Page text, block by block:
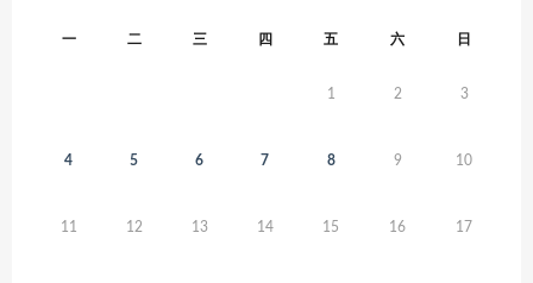
一 二 三 四 五 六 日
1 2 3
4 5 6 7 8 9 10
11 12 13 14 15 16 17